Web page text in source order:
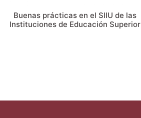
Buenas prácticas en el SIIU de las
Instituciones de Educación Superior